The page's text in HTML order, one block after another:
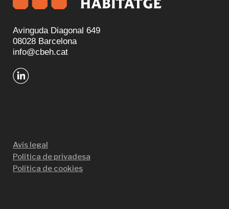
Avinguda Diagonal 649
08028 Barcelona
info@cbeh.cat
Avís legal
Política de privadesa
Política de cookies